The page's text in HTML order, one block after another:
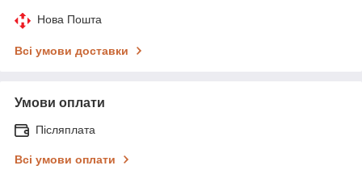
Нова Пошта
Всі умови доставки
Умови оплати
Післяплата
Всі умови оплати